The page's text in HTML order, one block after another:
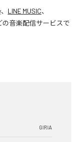
、 LINE MUSIC、
の音楽配信サービスで
GIRIA